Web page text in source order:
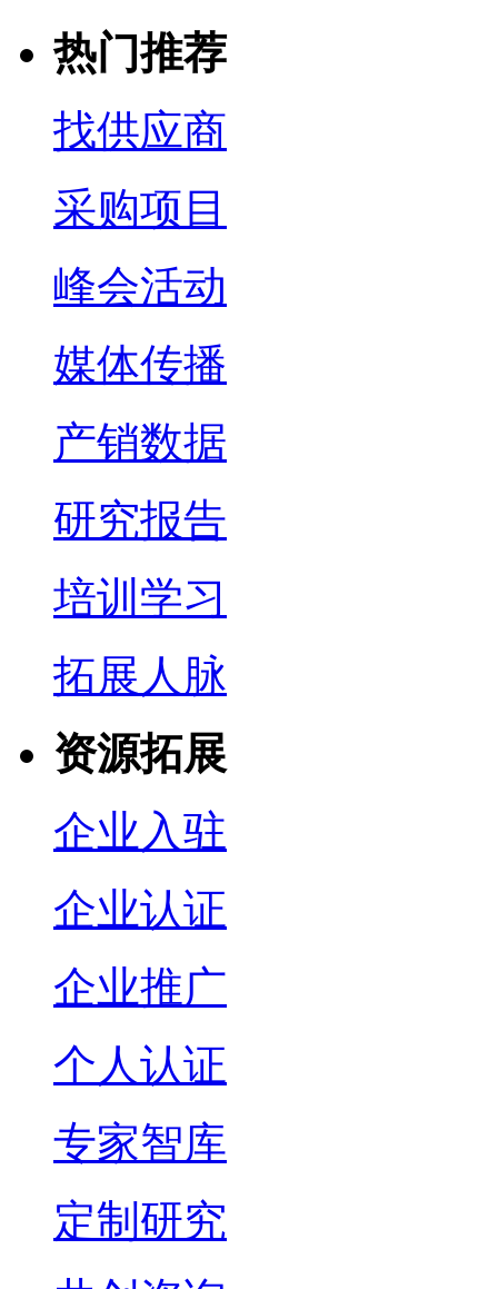
热门推荐
找供应商
采购项目
峰会活动
媒体传播
产销数据
研究报告
培训学习
拓展人脉
资源拓展
企业入驻
企业认证
企业推广
个人认证
专家智库
定制研究